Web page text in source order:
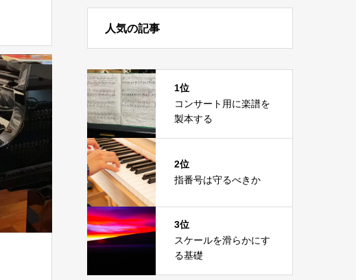
人気の記事
1位
コンサート用に楽譜を
製本する
2位
指番号は守るべきか
3位
スケールを滑らかにす
る基礎